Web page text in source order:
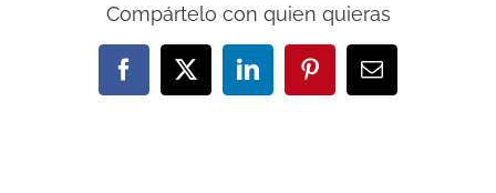
Compártelo con quien quieras
Facebook
X LinkedInPinterestCorreo
electrónico